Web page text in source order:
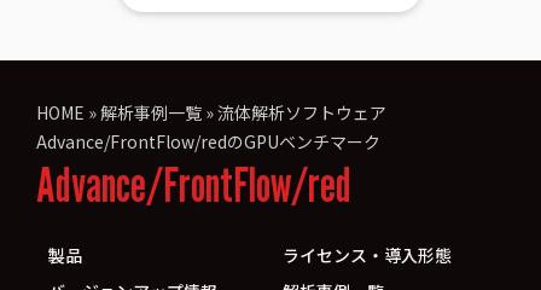
HOME »解析事例一覧 »流体解析ソフトウェア
Advance/FrontFlow/redのGPUベンチマーク
Advance/FrontFlow/red
製品
ライセンス・導入形態